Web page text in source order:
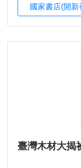
國家書店(開新
臺灣木材大揭